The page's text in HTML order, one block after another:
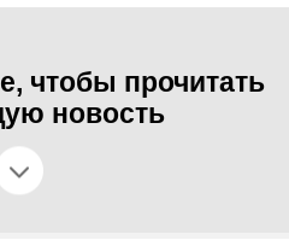
чтобы прочитать
новость